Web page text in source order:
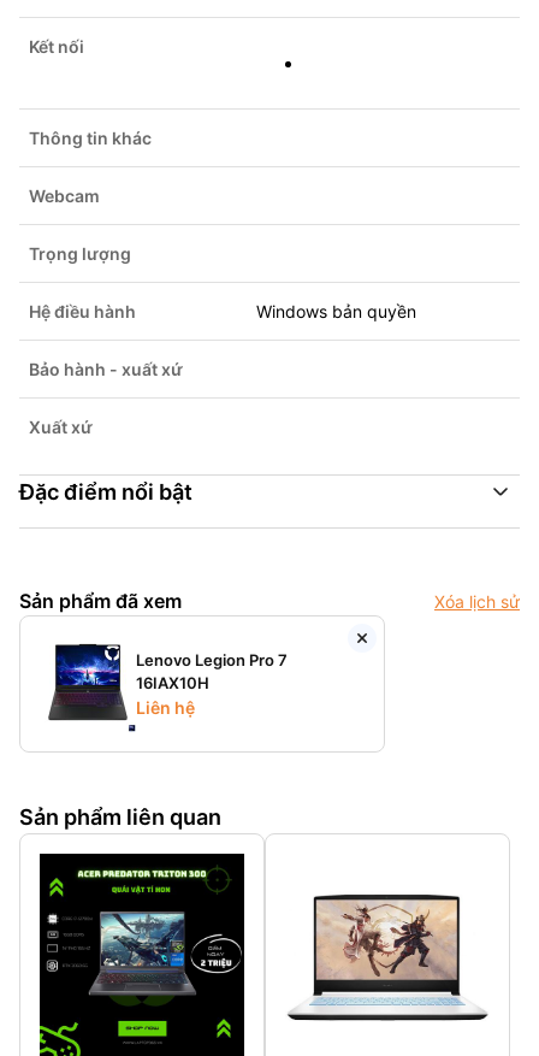
Kết nối
Thông tin khác
Webcam
Trọng lượng
Hệ điều hành Windows bản quyền
Bảo hành - xuất xứ
Xuất xứ
Đặc điểm nổi bật
Sản phẩm đã xem Xóa lịch sử
Lenovo Legion Pro 7
16IAX10H
Liên hệ
Sản phẩm liên quan